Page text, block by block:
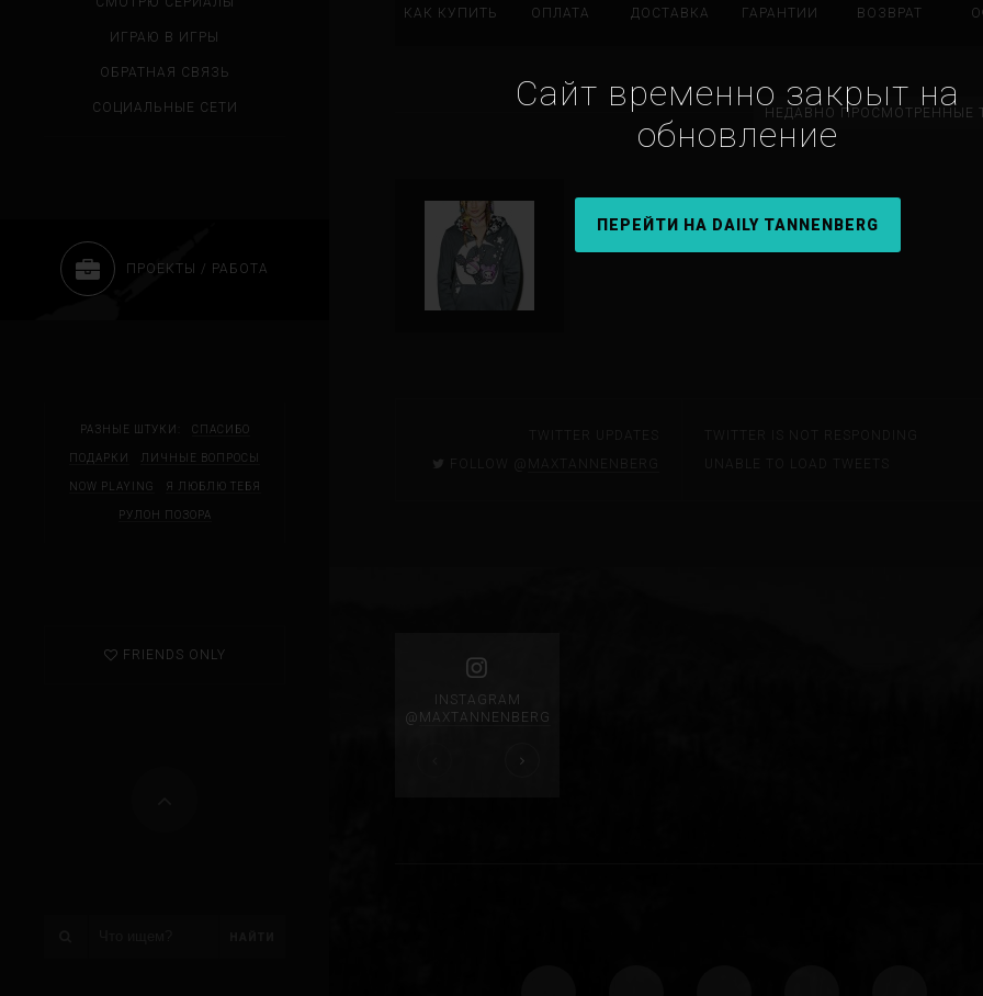
Сайт временно закрыт на
обновление
ПЕРЕЙТИ НА DAILY TANNENBERG
КАК КУПИТЬ ОПЛАТА ДОСТАВКА ГАРАНТИИ ВОЗВРАТ
НЕДАВНО ПРОСМОТРЕННЫЕ
TWITTER UPDATES
FOLLOW @
MAXTANNENBERG
TWITTER IS NOT RESPONDING
UNABLE TO LOAD TWEETS
INSTAGRAM
@ MAXTANNENBERG
ИГРАЮ В ИГРЫ
ОБРАТНАЯ СВЯЗЬ
СОЦИАЛЬНЫЕ СЕТИ
ПРОЕКТЫ / РАБОТА
РАЗНЫЕ ШТУКИ: СПАСИБО
ПОДАРКИ ЛИЧНЫЕ ВОПРОСЫ
NOW PLAYING Я ЛЮБЛЮ ТЕБЯ
РУЛОН ПОЗОРА
FRIENDS ONLY